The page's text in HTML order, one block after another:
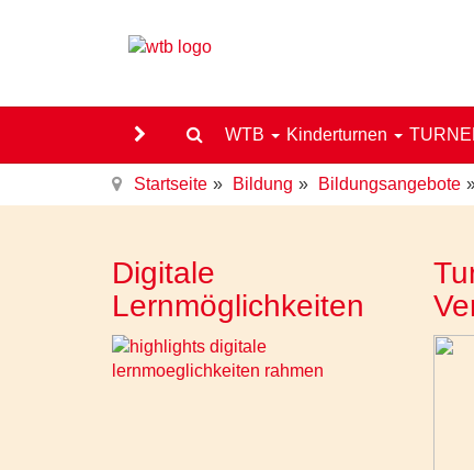
WTB Kinderturnen
Startseite Bildung Bildungsangebote
Digitale
Lernmöglichkeiten